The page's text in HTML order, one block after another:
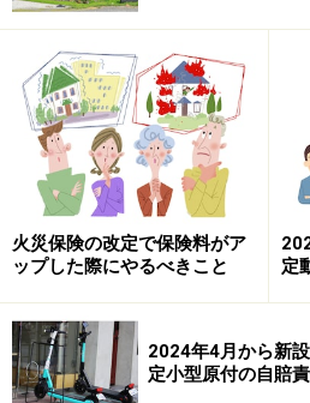
2015年10月 火災保険改定
2017年01月 地震保険改定
2019年01月 地震保険改定
2019年10月 火災保険改定
＊地震保険は各社一律同内容の
場合各社で違いがある点を考慮
定の届け出が出されている状況で
火災保険の改定で保険料がア
ップした際にやるべきこと
定
2024年4月から新
定小型原付の自賠